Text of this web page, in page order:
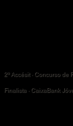
2º Accésit · Concurso
Finalista · CaixaBank